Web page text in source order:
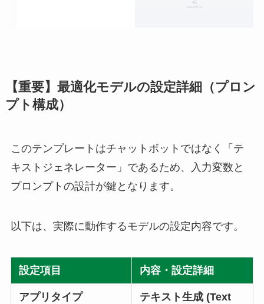
【重要】最適化モデルの設定詳細（プロン
プト構成）
このテンプレートはチャットボットではなく「テ
キストジェネレーター」であるため、入力変数と
プロンプトの設計が鍵となります。
以下は、実際に動作するモデルの設定内容です。
設定項目 内容・設定詳細
アプリタイプ
テキスト生成 (Text